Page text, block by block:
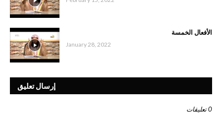
الأفعال الخمسة
January 28, 2022
إرسال تعليق
0 تعليقات